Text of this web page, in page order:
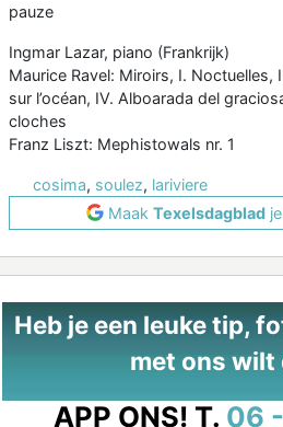
pauze
Ingmar Lazar, piano (Frankrijk)
Maurice Ravel: Miroirs, I. Noctuelles,
sur l’océan, IV. Alboarada del
cloches
Franz Liszt: Mephistowals nr. 1
cosima, soulez, lariviere
Maak Texelsdagblad
Heb je een leuke tip,
met ons wilt
APP ONS! T. 06